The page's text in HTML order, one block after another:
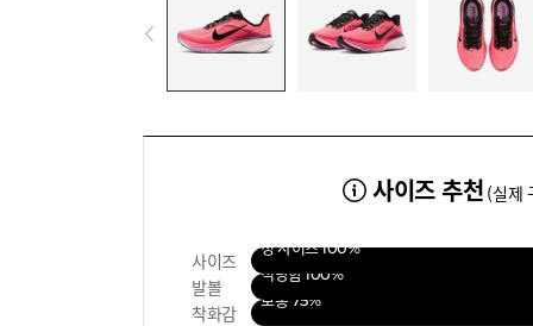
사이즈 추천 (실제
사이즈
정 사이즈100%
발볼
적당함 100%
착화감
보통 75%